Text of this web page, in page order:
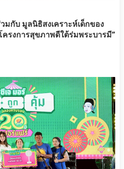
กับ มูลนิธิสงเคราะห์เด็กของ
รงการสุขภาพดีใต้ร่มพระบารมี”